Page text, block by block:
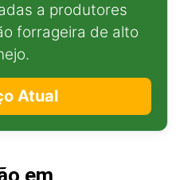
a produtores
forrageira de alto
Atual